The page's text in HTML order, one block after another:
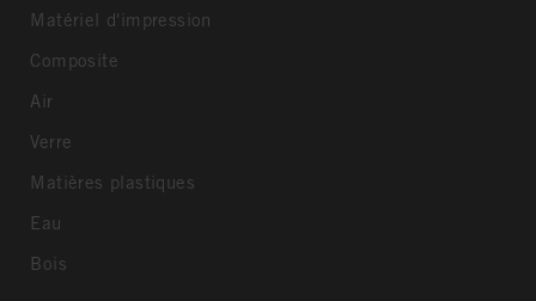
Matériel d'impression
Composite
Air
Verre
Matières plastiques
Eau
Bois